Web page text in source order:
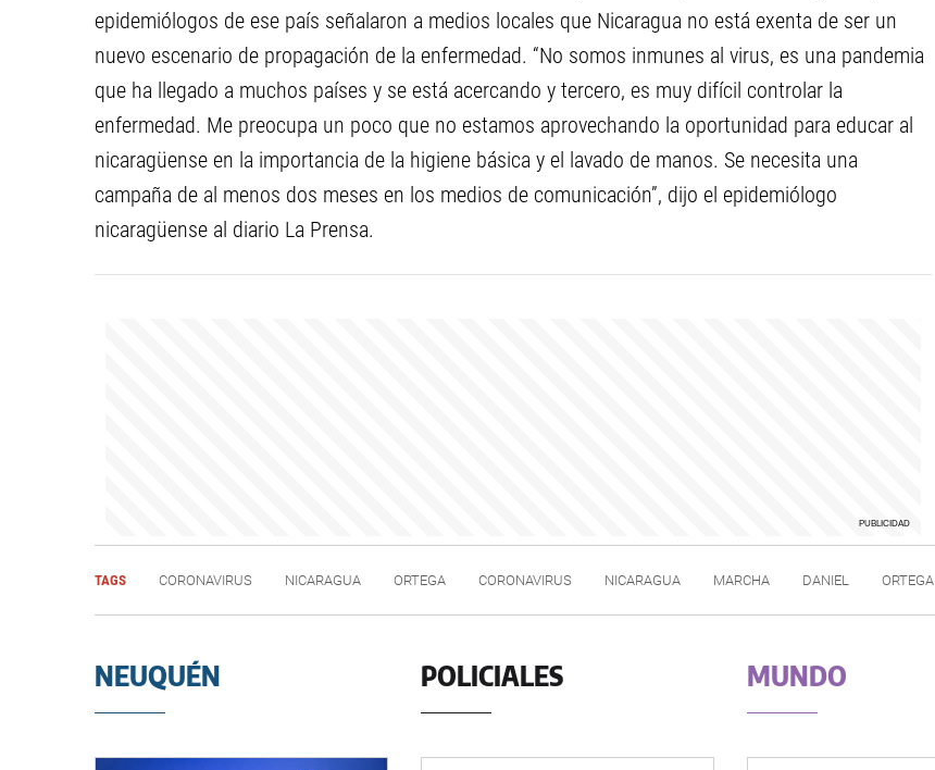
epidemiólogos de ese país señalaron a medios locales que Nicaragua no está exenta de ser un
nuevo escenario de propagación de la enfermedad. “No somos inmunes al virus, es una pandemia
que ha llegado a muchos países y se está acercando y tercero, es muy difícil controlar la
enfermedad. Me preocupa un poco que no estamos aprovechando la oportunidad para educar al
nicaragüense en la importancia de la higiene básica y el lavado de manos. Se necesita una
campaña de al menos dos meses en los medios de comunicación”, dijo el epidemiólogo
nicaragüense al diario La Prensa.
TAGS CORONAVIRUS NICARAGUA ORTEGA CORONAVIRUS NICARAGUA MARCHA DANIEL ORTEGA
NEUQUÉN POLICIALES MUNDO